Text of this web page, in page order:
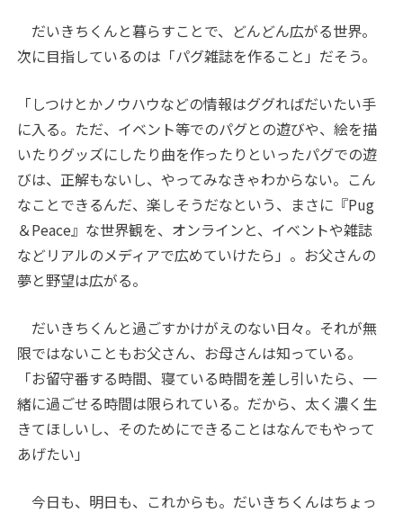
だいきちくんと暮らすことで、どんどん広がる世界。
次に目指しているのは「パグ雑誌を作ること」だそう。
「しつけとかノウハウなどの情報はググればだいたい手
に入る。ただ、イベント等でのパグとの遊びや、絵を描
いたりグッズにしたり曲を作ったりといったパグでの遊
びは、正解もないし、やってみなきゃわからない。こん
なことできるんだ、楽しそうだなという、まさに『Pug
＆Peace』な世界観を、オンラインと、イベントや雑誌
などリアルのメディアで広めていけたら」。お父さんの
夢と野望は広がる。
だいきちくんと過ごすかけがえのない日々。それが無
限ではないこともお父さん、お母さんは知っている。
「お留守番する時間、寝ている時間を差し引いたら、一
緒に過ごせる時間は限られている。だから、太く濃く生
きてほしいし、そのためにできることはなんでもやって
あげたい」
今日も、明日も、これからも。だいきちくんはちょっ